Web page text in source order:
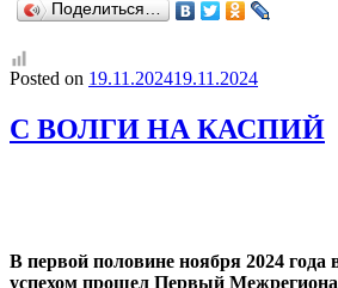
Поделиться…
Posted on 19.11.202419.11.2024
С ВОЛГИ НА КАСПИЙ
В первой половине ноября 2024 года
успехом прошел Первый